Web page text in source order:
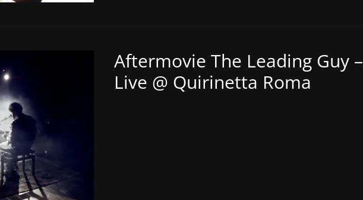
Aftermovie The Leading Guy –
Live @ Quirinetta Roma